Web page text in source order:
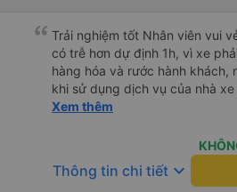
Tôi vẫn sẽ tiếp tục ủng hộ nhà
Trải nghiệm tốt Nhân viên vui
có trễ hơn dự định 1h, vì xe
hàng hóa và rước hành khách,
khi sử dụng dịch vụ của nhà
thiệu cho người thân sử dụng
Xem thêm
Thông tin chi tiết keyboard_arrow_down